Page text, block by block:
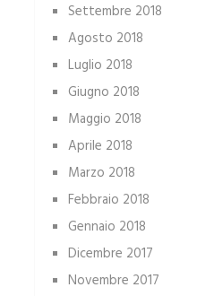
Settembre 2018
Agosto 2018
Luglio 2018
Giugno 2018
Maggio 2018
Aprile 2018
Marzo 2018
Febbraio 2018
Gennaio 2018
Dicembre 2017
Novembre 2017